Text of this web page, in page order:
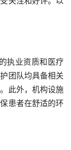
团队均具备相关
此外，机构设施
患者在舒适的环